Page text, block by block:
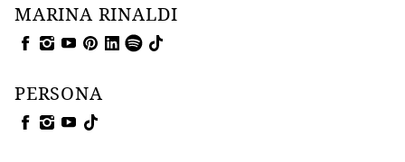
MARINA RINALDI
PERSONA